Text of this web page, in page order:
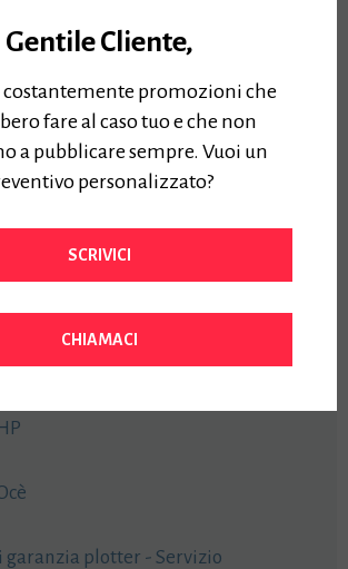
garanzia plotter - Servizio
Gentile Cliente,
promozioni che
fare al caso tuo e che non
a pubblicare sempre. Vuoi un
personalizzato?
SCRIVICI
CHIAMACI